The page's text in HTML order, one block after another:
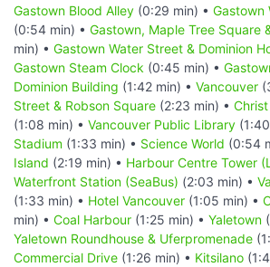
Gastown Blood Alley (0:29 min) • Gastown
(0:54 min) • Gastown, Maple Tree Square
min) • Gastown Water Street & Dominion
Gastown Steam Clock (0:45 min) •
Dominion Building (1:42 min) • Vancouver
Street & Robson Square (2:23 min) •
(1:08 min) • Vancouver Public Library
Stadium (1:33 min) • Science World (0:54
Island (2:19 min) • Harbour Centre Tower
Waterfront Station (SeaBus) (2:03 min) •
(1:33 min) • Hotel Vancouver (1:05 min) •
min) • Coal Harbour (1:25 min) • Yaletown
Yaletown Roundhouse & Uferpromenade
Commercial Drive (1:26 min) • Kitsilano